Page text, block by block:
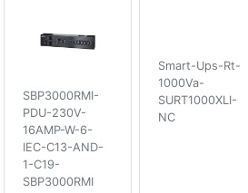
SBP3000RMI-
PDU-230V-
16AMP-W-6-
IEC-C13-AND-
1-C19-
SBP3000RMI
Smart-Ups-Rt-
1000Va-
SURT1000XLI-
NC